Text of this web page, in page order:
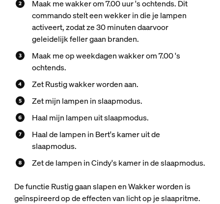
Maak me wakker om 7.00 uur 's ochtends. Dit
commando stelt een wekker in die je lampen
activeert, zodat ze 30 minuten daarvoor
geleidelijk feller gaan branden.
Maak me op weekdagen wakker om 7.00 's
ochtends.
Zet Rustig wakker worden aan.
Zet mijn lampen in slaapmodus.
Haal mijn lampen uit slaapmodus.
Haal de lampen in Bert's kamer uit de
slaapmodus.
Zet de lampen in Cindy's kamer in de slaapmodus.
De functie Rustig gaan slapen en Wakker worden is
geïnspireerd op de effecten van licht op je slaapritme.